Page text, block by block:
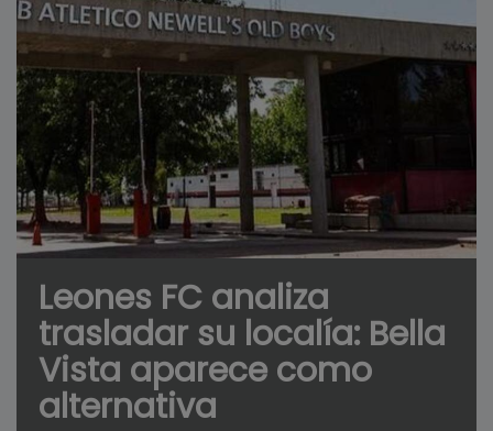
Leones FC analiza
trasladar su localía: Bella
Vista aparece como
alternativa